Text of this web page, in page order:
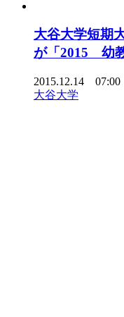
大谷大学短期
が「2015 幼
2015.12.14 07:00
大谷大学